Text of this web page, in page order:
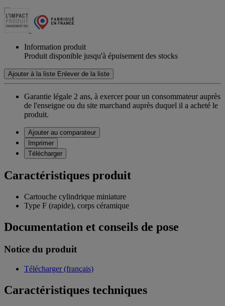
Information produit
Produit disponible jusqu'à épuisement des stocks
Ajouter à la liste Enlever de la liste
Garantie légale 2 ans, à exercer pour un consommateur auprès
de l'enseigne ou du site marchand auprès duquel il a acheté le
produit.
Ajouter au comparateur
Imprimer
Télécharger
Caractéristiques produit
Cartouche cylindrique miniature
Type F (rapide), corps céramique
Documentation et conseils de pose
Notice du produit
Télécharger (français)
Caractéristiques techniques